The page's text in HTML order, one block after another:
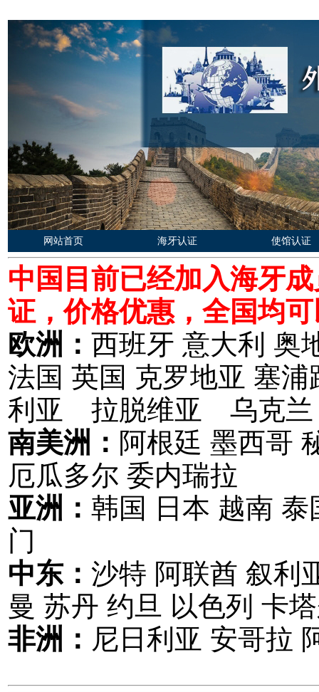
网站首页 海牙认证 使馆认证
中国目前已经加入海牙
证，价格优惠，全国均
欧洲： 西班牙 意大利 奥
法国 英国 克罗地亚 塞
利亚 拉脱维亚 乌克兰
南美洲： 阿根廷 墨西哥
厄瓜多尔 委内瑞拉
亚洲： 韩国 日本 越南
门
中东： 沙特 阿联酋 叙利
曼 苏丹 约旦 以色列 卡
非洲： 尼日利亚 安哥拉